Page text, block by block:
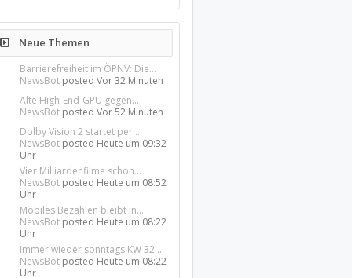
Neue Themen
Barrierefreiheit im ÖPNV: Die...
NewsBot postedVor 32 Minuten
Alte High-End-GPU gegen...
NewsBot postedVor 52 Minuten
Dolby Vision 2 startet per...
NewsBot posted Heute um 09:32
Uhr
Vier Milliardenfilme schon...
NewsBot posted Heute um 08:52
Uhr
Mobiles Bezahlen bleibt in...
NewsBot posted Heute um 08:22
Uhr
Immer wieder sonntags KW 32:...
NewsBot posted Heute um 08:22
Uhr